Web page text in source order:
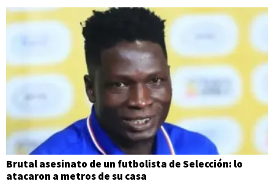
Brutal asesinato de un futbolista de Selección: lo
atacaron a metros de su casa